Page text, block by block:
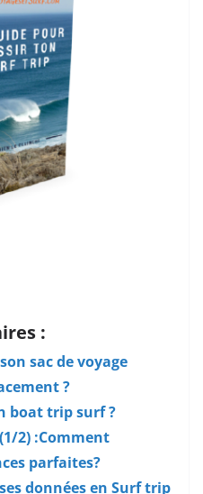
:
sac de voyage
?
boat trip surf ?
2) :Comment
parfaites?
données en Surf trip